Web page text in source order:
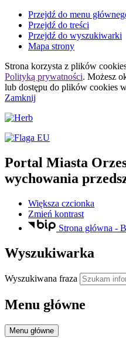
Przejdź do menu
Przejdź do treści
Przejdź do wyszukiwarki
Mapa strony
Strona korzysta z plików
Polityką prywatności. Możesz
lub dostępu do plików cookies
Zamknij
Portal Miasta
wychowania
Większa czcionka
Zmień kontrast
Strona główna -
Wyszukiwarka
Wyszukiwana fraza
Menu główne
Menu główne